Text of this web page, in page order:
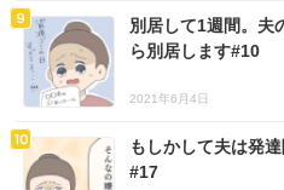
別居して1週間。
ら別居します#10
2021年6月4日
もしかして夫は発
#17